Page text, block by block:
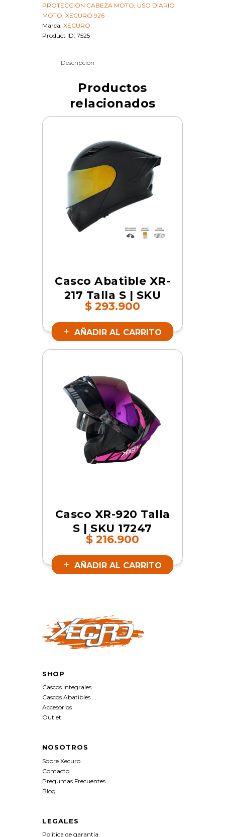
PROTECCIÓN CABEZA MOTO, USO DIARIO
MOTO, XECURO 926
Marca: XECURO
Product ID: 7525
Descripción
Productos
relacionados
Casco Abatible XR-
217 Talla S | SKU
17364
$ 293.900
AÑADIR AL CARRITO
Casco XR-920 Talla
S | SKU 17247
$ 216.900
AÑADIR AL CARRITO
SHOP
Cascos Integrales
Cascos Abatibles
Accesorios
Outlet
NOSOTROS
Sobre Xecuro
Contacto
Preguntas Frecuentes
Blog
LEGALES
Politica de garantía